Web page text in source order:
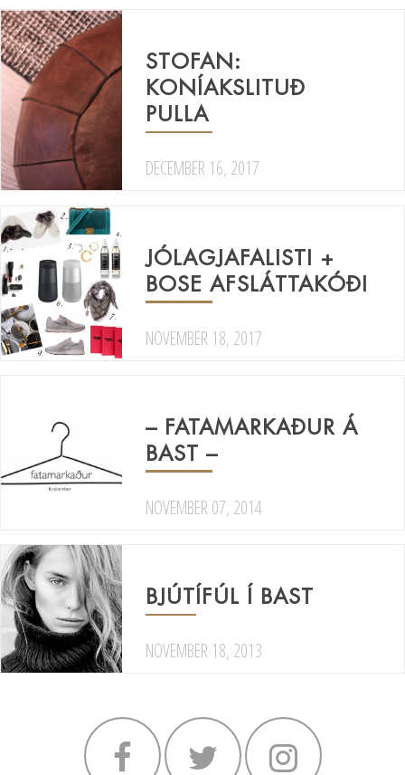
STOFAN:
KONÍAKSLITUÐ
PULLA
DECEMBER 16, 2017
JÓLAGJAFALISTI +
BOSE AFSLÁTTAKÓÐI
NOVEMBER 18, 2017
– FATAMARKAÐUR Á
BAST –
NOVEMBER 07, 2014
BJÚTÍFÚL Í BAST
NOVEMBER 18, 2013